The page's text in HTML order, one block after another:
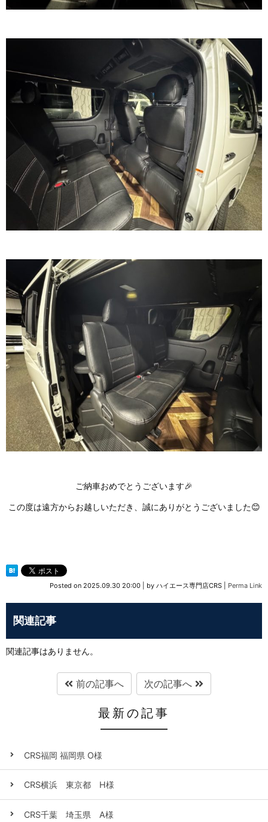
ご納車おめでとうございます🎉
この度は遠方からお越しいただき、誠にありがとうございました😊
Posted on 2025.09.30 20:00 by ハイエース専門店CRS Perma Link
関連記事
関連記事はありません。
前の記事へ 次の記事へ
最新の記事
CRS福岡 福岡県 O様
CRS横浜 東京都 H様
CRS千葉 埼玉県 A様